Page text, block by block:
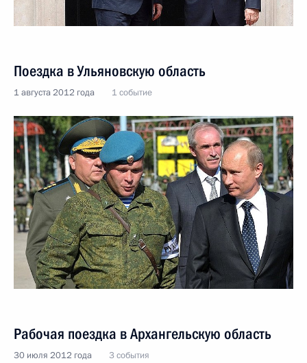
Поездка в Ульяновскую область
1 августа 2012 года 1 событие
Рабочая поездка в Архангельскую область
30 июля 2012 года 3 события